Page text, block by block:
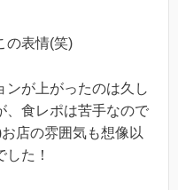
の表情(笑)
ンが上がったのは久し
、食レポは苦手なので
店の雰囲気も想像以
した！